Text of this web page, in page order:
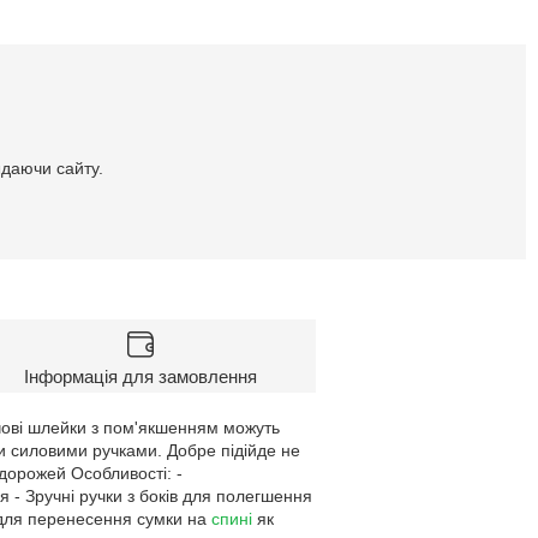
сайту.
Інформація для замовлення
шлейки з пом'якшенням можуть
силовими ручками. Добре підійде не
Особливості: -
Зручні ручки з боків для полегшення
перенесення сумки на спині як